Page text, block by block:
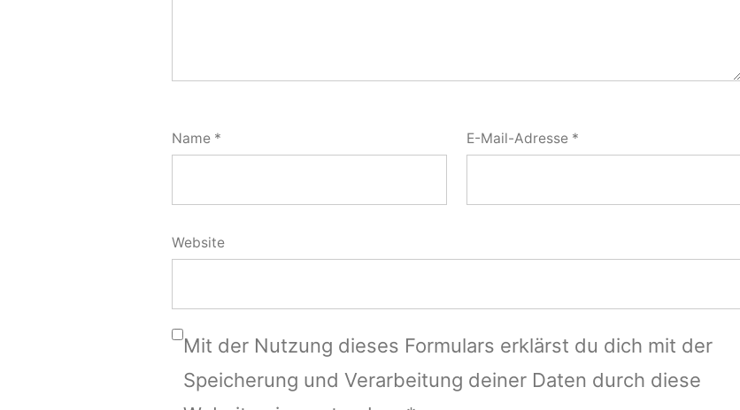
Name * E-Mail-Adresse *
Website
Mit der Nutzung dieses Formulars erklärst du dich mit der
Speicherung und Verarbeitung deiner Daten durch diese